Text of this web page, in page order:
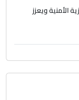
الأمنية ويعزز